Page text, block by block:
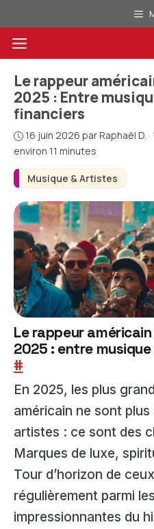
au
contenuMenu
Musique & Artistes
Le rappeur
2025 : Entre
financiers
16 juin 2026 parRaphaël D. ·
environ 11 minutes
Le rappeur
2025 : entre
#
En 2025, les plus
américain ne sont
artistes : ce sont des
Marques de luxe,
Tour d’horizon de
régulièrement parmi
impressionnantes du